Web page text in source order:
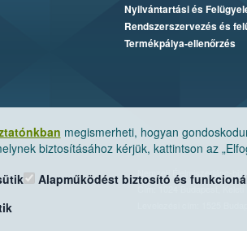
megismerheti, hogyan
biztosításához kérjük, kattintson az
Alapműködést biztosító és
Nyilvántartási és
Rendszerszervezés és
Termékpálya-ellenőrzés
Nemzeti Élelmiszerlánc-